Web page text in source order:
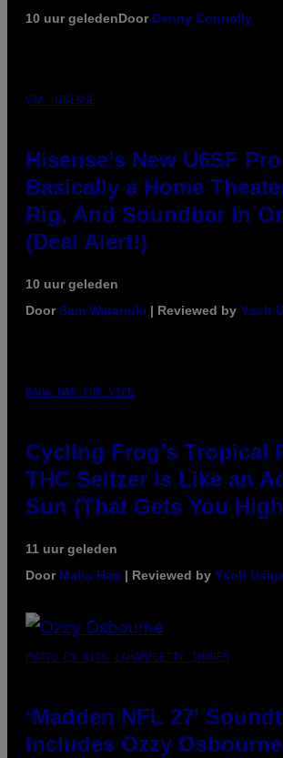
10 uur geledenDoor Denny Connolly
VIA HISENSE
Hisense’s New U6SF
Basically a Home
Rig, And Soundbar In
(Deal Alert!)
10 uur geleden
DoorSam Watanuki | Reviewed by Ysolt
MAHA HAQ FOR VICE
Cycling Frog’s Tropical
THC Seltzer Is Like an
Sun (That Gets You
11 uur geleden
Door Maha Haq | Reviewed by Ysolt
PHOTO BY NICK LAHAM/GETTY IMAGES
‘Madden NFL 27’
Includes Ozzy